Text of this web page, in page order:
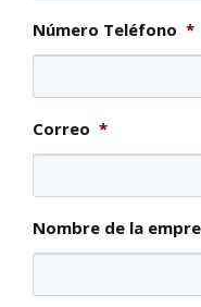
Número Teléfono *
Correo *
Nombre de la